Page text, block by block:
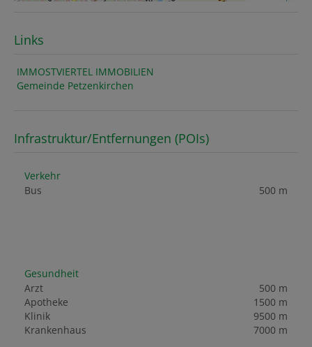
Links
IMMOSTVIERTEL IMMOBILIEN
Gemeinde Petzenkirchen
Infrastruktur/Entfernungen (POIs)
Verkehr
Bus
500 m
Gesundheit
Arzt
500 m
Apotheke
1500 m
Klinik
9500 m
Krankenhaus
7000 m